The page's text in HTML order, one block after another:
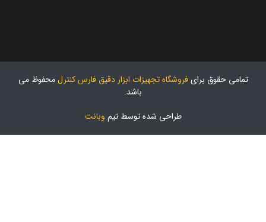
تمامی حقوق برایفروشگاه تجهیزات ابزار دقیق فارس کنترلمحفوظ می
باشد.
طراحی شده توسط تیم وِبانت